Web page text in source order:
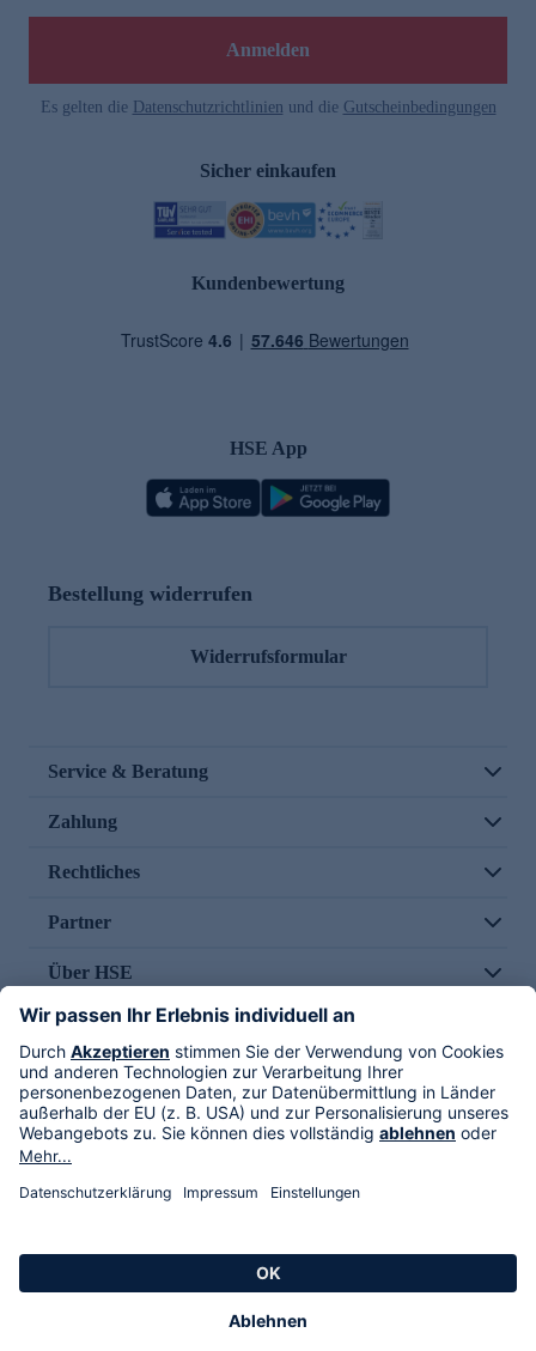
Anmelden
Es gelten die Datenschutzrichtlinien und die Gutscheinbedingungen
Sicher einkaufen
Kundenbewertung
HSE App
Bestellung widerrufen
Widerrufsformular
Service & Beratung
Zahlung
Rechtliches
Partner
Über HSE
Im TV
HSE International